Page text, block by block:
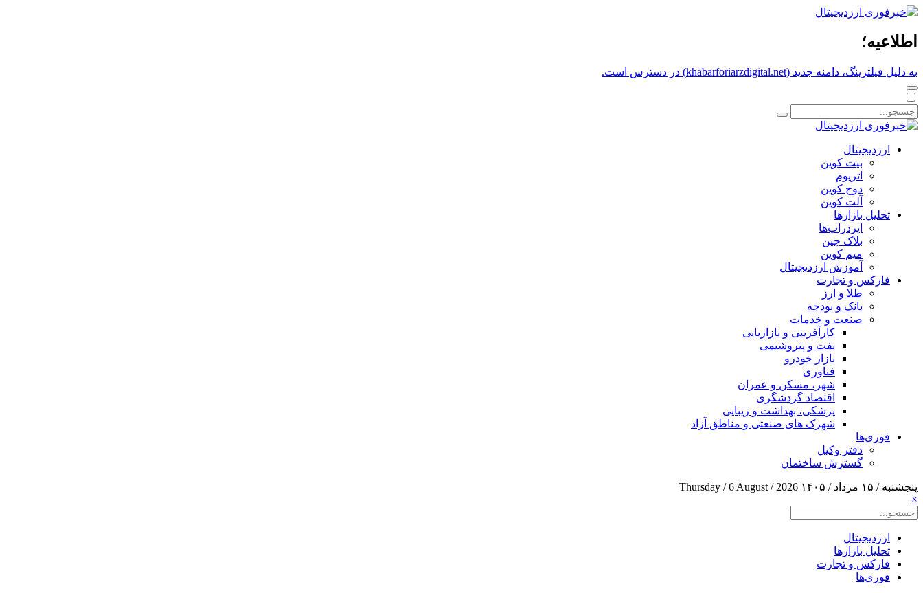
اطلاعیه؛
به دلیل فیلترینگ، دامنه جدید (khabarforiarzdigital.net) در دسترس است.
ارزدیجیتال
بیت کوین
اتریوم
دوج کوین
آلت کوین
تحلیل بازارها
ایردراپ‌ها
بلاک چین
میم کوین‌
آموزش ارزدیجیتال
فارکس و تجارت
طلا و ارز
بانک و بودجه
صنعت و خدمات
کارآفرینی و بازاریابی
نفت و پتروشیمی
بازار خودرو
فناوری
شهر، مسکن و عمران
اقتصاد گردشگری
پزشکی، بهداشت و زیبایی
شهرک های صنعتی و مناطق آزاد
فوری‌ها
دفتر وکیل
گسترش ساختمان
پنجشنبه / ۱۵ مرداد / ۱۴۰۵
Thursday / 6 August / 2026
×
ارزدیجیتال
تحلیل بازارها
فارکس و تجارت
فوری‌ها